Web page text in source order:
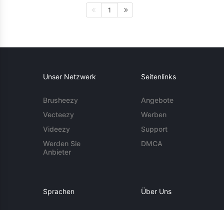
1
Unser Netzwerk
Brusheezy
Vecteezy
Videezy
Werden Sie
Anbieter
Seitenlinks
Angebote
Werben
Support
DMCA
Sprachen Über Uns